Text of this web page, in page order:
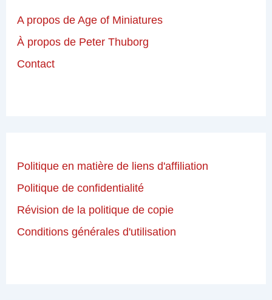
A propos de Age of Miniatures
À propos de Peter Thuborg
Contact
Politique en matière de liens d'affiliation
Politique de confidentialité
Révision de la politique de copie
Conditions générales d'utilisation